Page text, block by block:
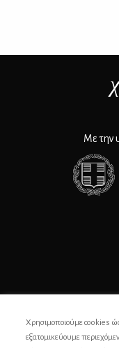
Με την
Χρησιμοποιούμε cookies
εξατομικεύουμε